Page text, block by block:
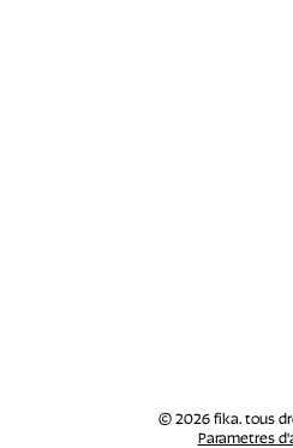
© 2026 fika. tous
Parametres